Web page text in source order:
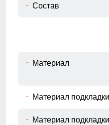
Состав
Материал
Материал подкладки
Материал